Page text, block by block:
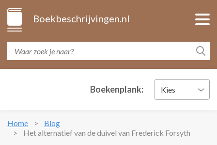
Boekbeschrijvingen.nl
Boekenplank: Kies
Home
Blog
Het alternatief van de duivel van Frederick Forsyth